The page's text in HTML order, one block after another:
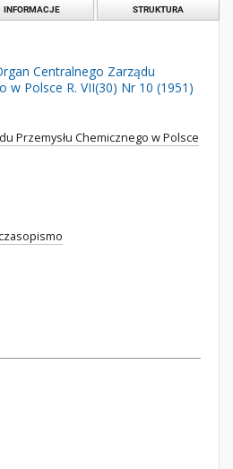
INFORMACJE STRUKTURA
Centralnego Zarządu
w Polsce R. VII(30) Nr 10 (1951)
Przemysłu Chemicznego w Polsce